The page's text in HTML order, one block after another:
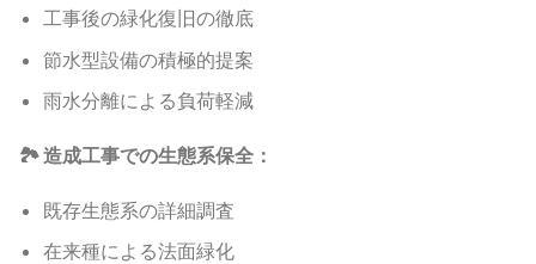
工事後の緑化復旧の徹底
節水型設備の積極的提案
雨水分離による負荷軽減
🏞️ 造成工事での生態系保全：
既存生態系の詳細調査
在来種による法面緑化